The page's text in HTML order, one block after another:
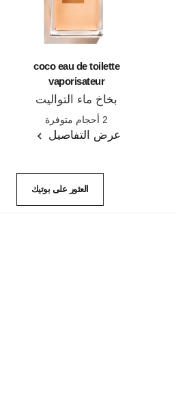
coco eau de toilette
vaporisateur
بخاخ ماء التواليت
2 أحجام متوفرة
عرض التفاصيل
العثور على بوتيك